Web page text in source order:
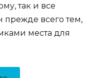
так и все
прежде всего тем,
места для